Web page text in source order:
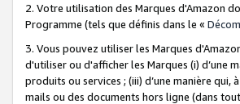
2. Votre utilisation des Marques d'Amazon
Programme (tels que définis dans le «
3. Vous pouvez utiliser les Marques
d'utiliser ou d'afficher les Marques (i) d’une
produits ou services ; (iii) d’une manière
mails ou des documents hors ligne (dans